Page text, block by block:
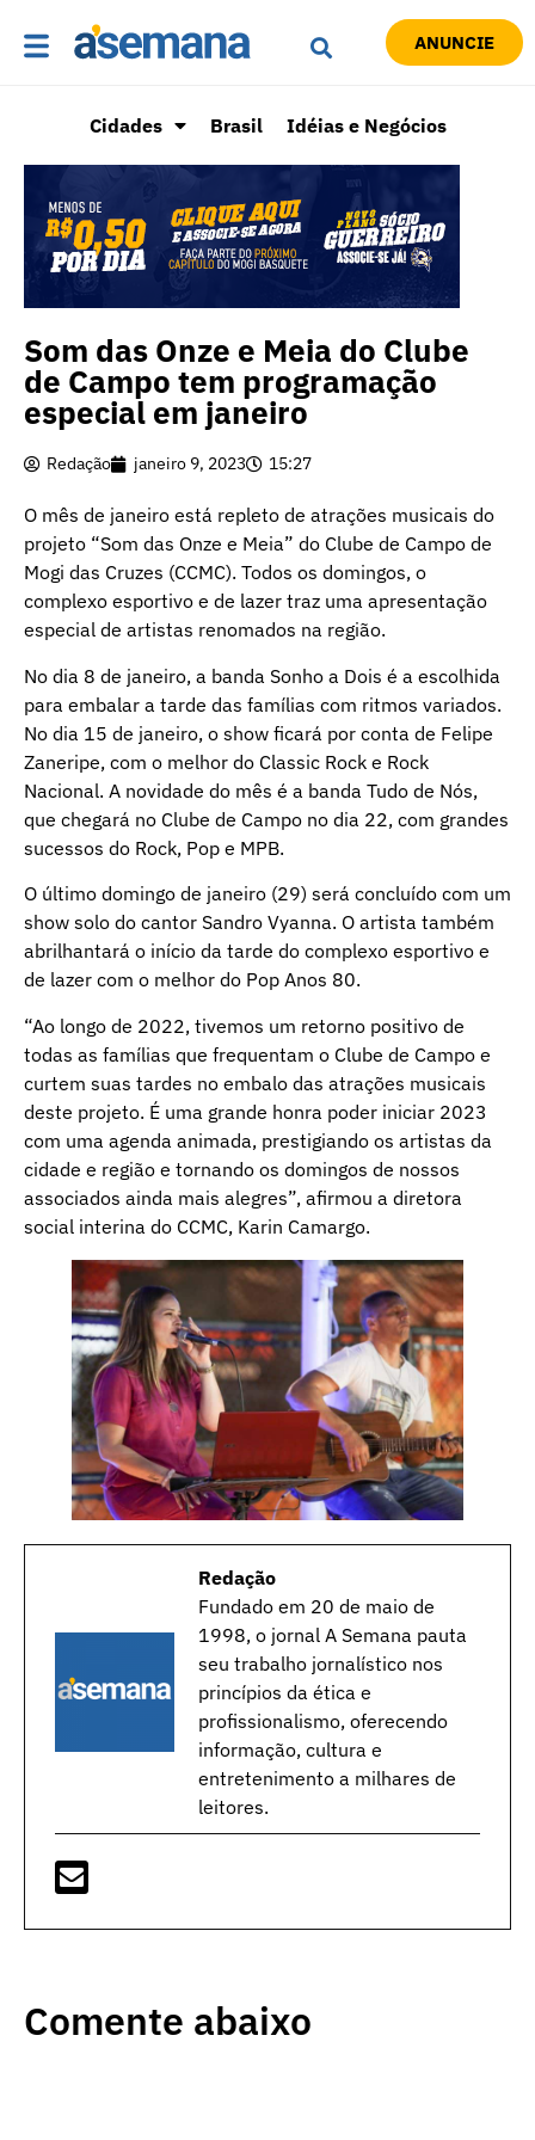
ANUNCIE
Cidades Brasil Idéias e Negócios
Som das Onze e Meia do Clube
de Campo tem programação
especial em janeiro
Redação janeiro 9, 2023 15:27
O mês de janeiro está repleto de atrações musicais do
projeto “Som das Onze e Meia” do Clube de Campo de
Mogi das Cruzes (CCMC). Todos os domingos, o
complexo esportivo e de lazer traz uma apresentação
especial de artistas renomados na região.
No dia 8 de janeiro, a banda Sonho a Dois é a escolhida
para embalar a tarde das famílias com ritmos variados.
No dia 15 de janeiro, o show ficará por conta de Felipe
Zaneripe, com o melhor do Classic Rock e Rock
Nacional. A novidade do mês é a banda Tudo de Nós,
que chegará no Clube de Campo no dia 22, com grandes
sucessos do Rock, Pop e MPB.
O último domingo de janeiro (29) será concluído com um
show solo do cantor Sandro Vyanna. O artista também
abrilhantará o início da tarde do complexo esportivo e
de lazer com o melhor do Pop Anos 80.
“Ao longo de 2022, tivemos um retorno positivo de
todas as famílias que frequentam o Clube de Campo e
curtem suas tardes no embalo das atrações musicais
deste projeto. É uma grande honra poder iniciar 2023
com uma agenda animada, prestigiando os artistas da
cidade e região e tornando os domingos de nossos
associados ainda mais alegres”, afirmou a diretora
social interina do CCMC, Karin Camargo.
Redação
Fundado em 20 de maio de
1998, o jornal A Semana pauta
seu trabalho jornalístico nos
princípios da ética e
profissionalismo, oferecendo
informação, cultura e
entretenimento a milhares de
leitores.
Comente abaixo